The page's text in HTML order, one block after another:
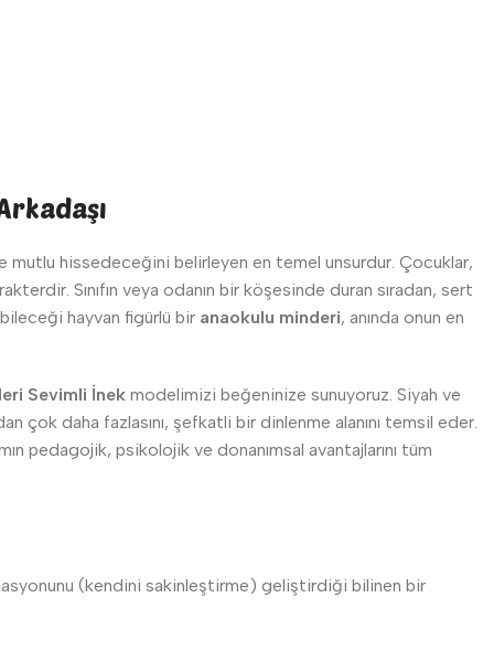
mutlu hissedeceğini belirleyen en temel unsurdur. Çocuklar,
Sınıfın veya odanın bir köşesinde duran sıradan, sert
hayvan figürlü bir anaokulu minderi, anında onun en
Sevimli İnek modelimizi beğeninize sunuyoruz. Siyah ve
çok daha fazlasını, şefkatli bir dinlenme alanını temsil eder.
pedagojik, psikolojik ve donanımsal avantajlarını tüm
(kendini sakinleştirme) geliştirdiği bilinen bir